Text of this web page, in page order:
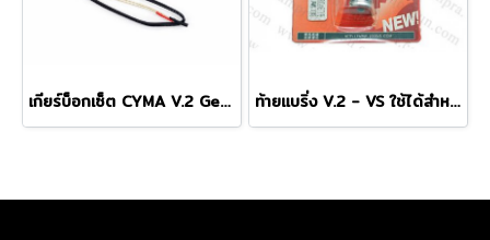
เกียร์บ็อกเซ็ต CYMA V.2 Gearbox With ECU Set ท้ายแบริ่ง V.2 - VS ใช้ได้สำหรับเกียร์บ๊อก เวอร์ชั่น 2 เท่านั้น (M4,M16,HK416,MP5,)